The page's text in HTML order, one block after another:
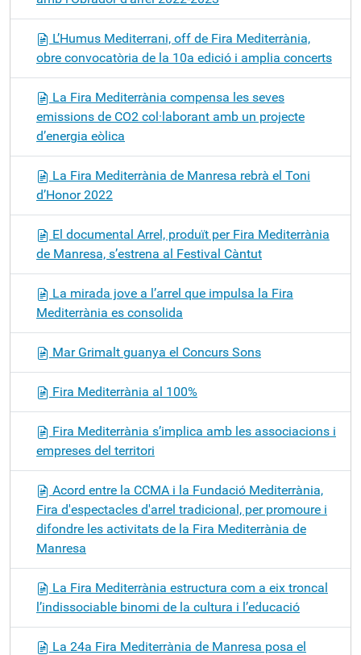
L’Humus Mediterrani, off de Fira Mediterrània,
obre convocatòria de la 10a edició i amplia concerts
La Fira Mediterrània compensa les seves
emissions de CO2 col·laborant amb un projecte
d’energia eòlica
La Fira Mediterrània de Manresa rebrà el Toni
d’Honor 2022
El documental Arrel, produït per Fira Mediterrània
de Manresa, s’estrena al Festival Càntut
La mirada jove a l’arrel que impulsa la Fira
Mediterrània es consolida
Mar Grimalt guanya el Concurs Sons
Fira Mediterrània al 100%
Fira Mediterrània s’implica amb les associacions i
empreses del territori
Acord entre la CCMA i la Fundació Mediterrània,
Fira d'espectacles d'arrel tradicional, per promoure i
difondre les activitats de la Fira Mediterrània de
Manresa
La Fira Mediterrània estructura com a eix troncal
l’indissociable binomi de la cultura i l’educació
La 24a Fira Mediterrània de Manresa posa el